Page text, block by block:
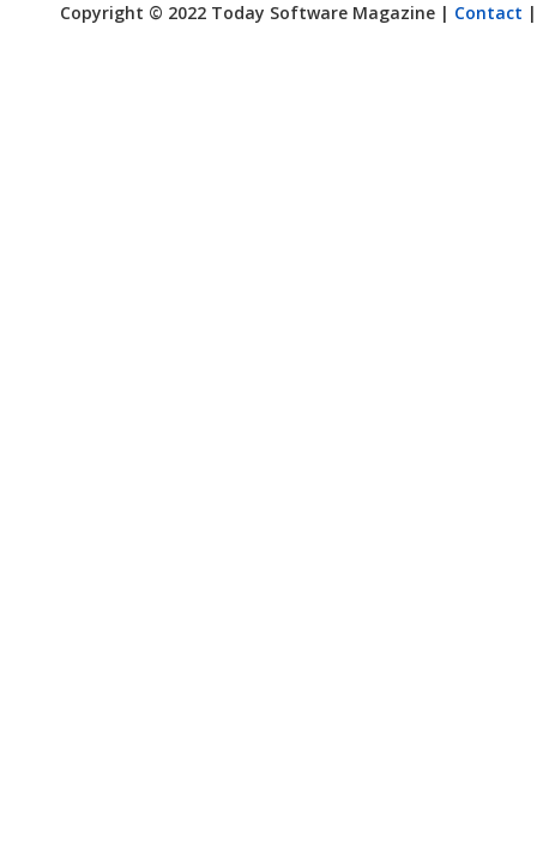
Copyright © 2022 Today Software Magazine | Contact